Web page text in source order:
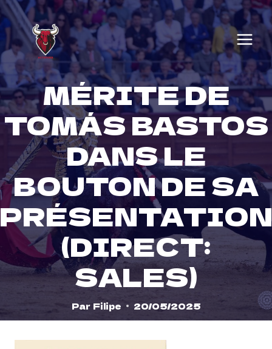
Skip
to
content
MÉRITE DE
TOMÁS BASTOS
DANS LE
BOUTON DE SA
PRÉSENTATION
(DIRECT:
SALES)
Par Filipe 20/05/2025